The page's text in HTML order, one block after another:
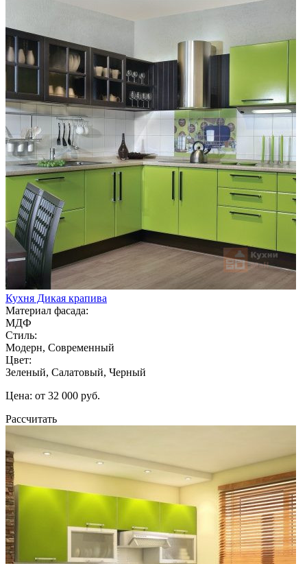
Кухня Дикая крапива
Материал фасада:
МДФ
Стиль:
Модерн, Современный
Цвет:
Зеленый, Салатовый, Черный
Цена: от 32 000 руб.
Рассчитать